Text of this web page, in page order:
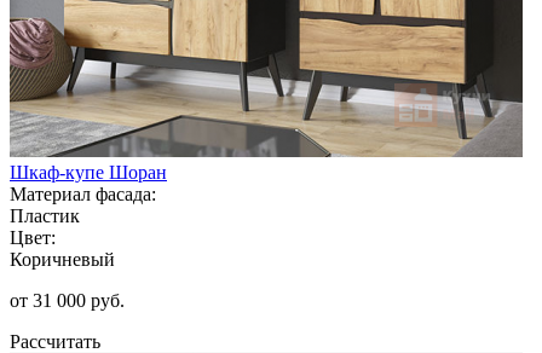
Шкаф-купе Шоран
Материал фасада:
Пластик
Цвет:
Коричневый
от 31 000 руб.
Рассчитать